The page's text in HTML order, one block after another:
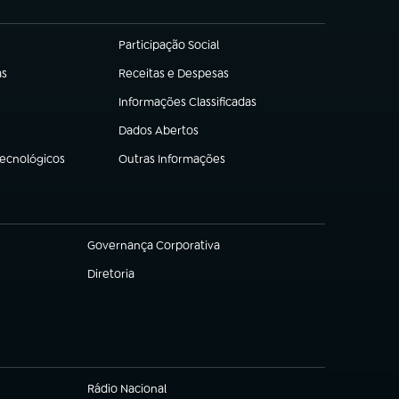
Participação Social
(abre em nova aba)
Receitas e Despesas
(abre em nova aba)
Informações Classificadas
(abre em nova aba)
Dados Abertos
(abre em nova aba)
Outras Informações
(abre em nova aba)
Governança Corporativa
(abre em nova aba)
Diretoria
(abre em nova aba)
Rádio Nacional